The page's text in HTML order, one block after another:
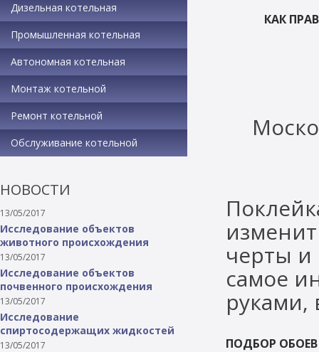
Дизельная котельная
Промышленная котельная
Автономная котельная
Монтаж котельной
Ремонт котельной
Обслуживание котельной
НОВОСТИ
13/05/2017
Исследование объектов
животного происхождения
13/05/2017
Исследование объектов
почвенного происхождения
13/05/2017
Исследование
спиртосодержащих жидкостей
13/05/2017
КАК
черты и
самое
руками,
ПОДБОР ОБОЕВ